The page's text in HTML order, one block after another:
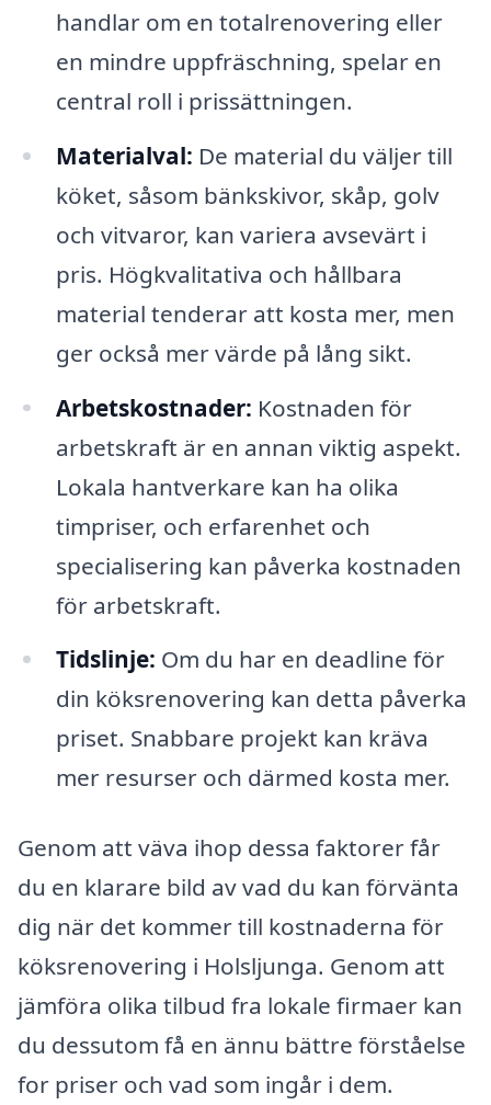
handlar om en totalrenovering eller
en mindre uppfräschning, spelar en
central roll i prissättningen.
Materialval: De material du väljer till
köket, såsom bänkskivor, skåp, golv
och vitvaror, kan variera avsevärt i
pris. Högkvalitativa och hållbara
material tenderar att kosta mer, men
ger också mer värde på lång sikt.
Arbetskostnader: Kostnaden för
arbetskraft är en annan viktig aspekt.
Lokala hantverkare kan ha olika
timpriser, och erfarenhet och
specialisering kan påverka kostnaden
för arbetskraft.
Tidslinje: Om du har en deadline för
din köksrenovering kan detta påverka
priset. Snabbare projekt kan kräva
mer resurser och därmed kosta mer.
Genom att väva ihop dessa faktorer får
du en klarare bild av vad du kan förvänta
dig när det kommer till kostnaderna för
köksrenovering i Holsljunga. Genom att
jämföra olika tilbud fra lokale firmaer kan
du dessutom få en ännu bättre förståelse
for priser och vad som ingår i dem.